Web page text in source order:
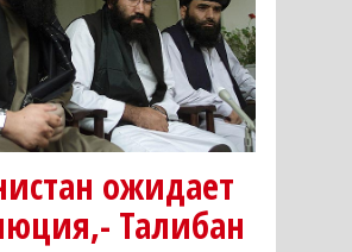
ожидает
Талибан